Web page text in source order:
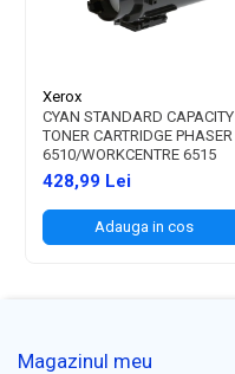
Xerox
CYAN STANDARD CAPACITY
TONER CARTRIDGE PHASER
6510/WORKCENTRE 6515
428,99 Lei
Adauga in cos
Magazinul meu